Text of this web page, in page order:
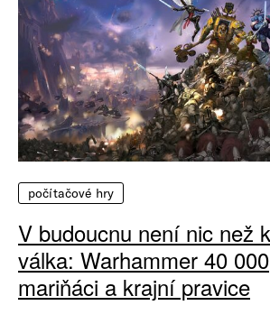
počítačové hry
V budoucnu není nic než
válka: Warhammer 40
mariňáci a krajní pravice